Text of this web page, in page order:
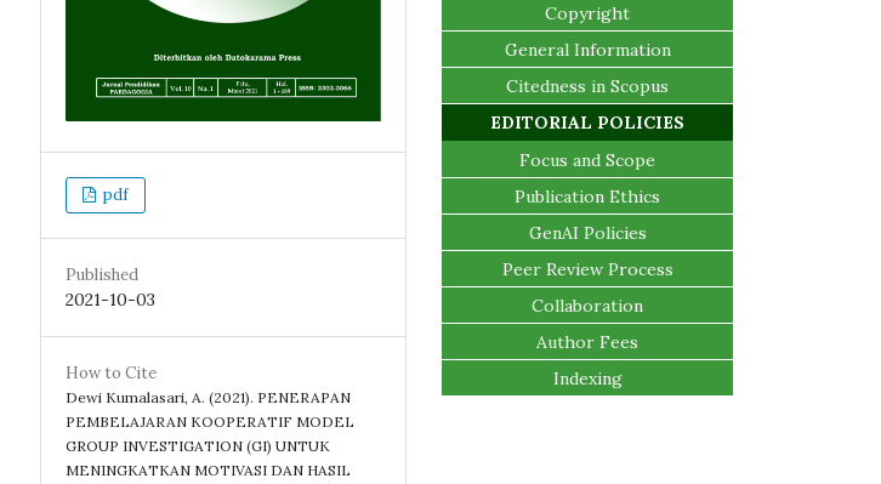
pdf
Published
2021-10-03
How to Cite
Dewi Kumalasari, A. (2021). PENERAPAN
PEMBELAJARAN KOOPERATIF MODEL
GROUP INVESTIGATION (GI) UNTUK
MENINGKATKAN MOTIVASI DAN HASIL
Copyright
General Information
Citedness in Scopus
EDITORIAL POLICIES
Focus and Scope
Publication Ethics
GenAI Policies
Peer Review Process
Collaboration
Author Fees
Indexing